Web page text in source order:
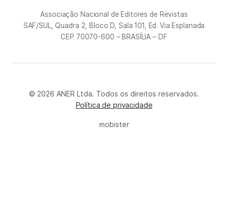
Associação Nacional de Editores de Revistas
SAF/SUL, Quadra 2, Bloco D, Sala 101, Ed. Via Esplanada
CEP 70070-600 – BRASÍLIA – DF
© 2026 ANER Ltda. Todos os direitos reservados.
Política de privacidade
mobister